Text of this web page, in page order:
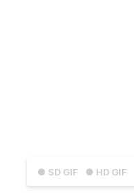
● SD GIF ● HD GIF